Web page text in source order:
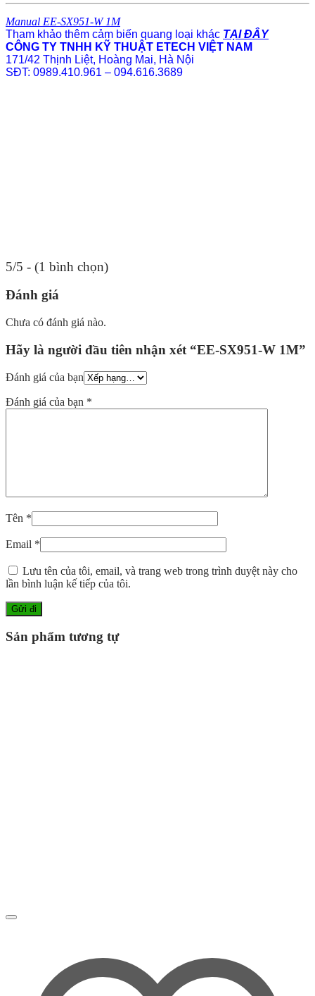
Manual EE-SX951-W 1M
Tham khảo thêm cảm biến quang loại khác TẠI ĐÂY
CÔNG TY TNHH KỸ THUẬT ETECH VIỆT NAM
171/42 Thịnh Liệt, Hoàng Mai, Hà Nội
SĐT: 0989.410.961 – 094.616.3689
5/5 - (1 bình chọn)
Đánh giá
Chưa có đánh giá nào.
Hãy là người đầu tiên nhận xét “EE-SX951-W 1M”
Đánh giá của bạn
Đánh giá của bạn *
Tên *
Email *
Lưu tên của tôi, email, và trang web trong trình duyệt này cho
lần bình luận kế tiếp của tôi.
Sản phẩm tương tự